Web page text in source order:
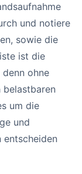
und notiere
sowie die
ist die
ohne
belastbaren
um die
und
entscheiden